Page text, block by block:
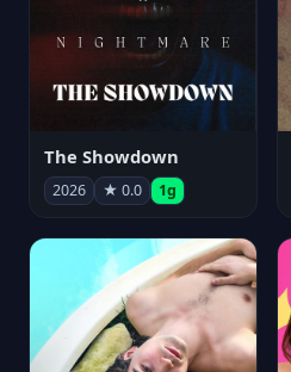
The Showdown
2026 ★ 0.0 1g